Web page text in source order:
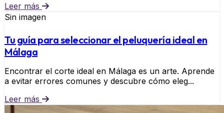
Leer más
Sin imagen
Tu guía para seleccionar el peluquería ideal en
Málaga
Encontrar el corte ideal en Málaga es un arte. Aprende
a evitar errores comunes y descubre cómo eleg...
Leer más